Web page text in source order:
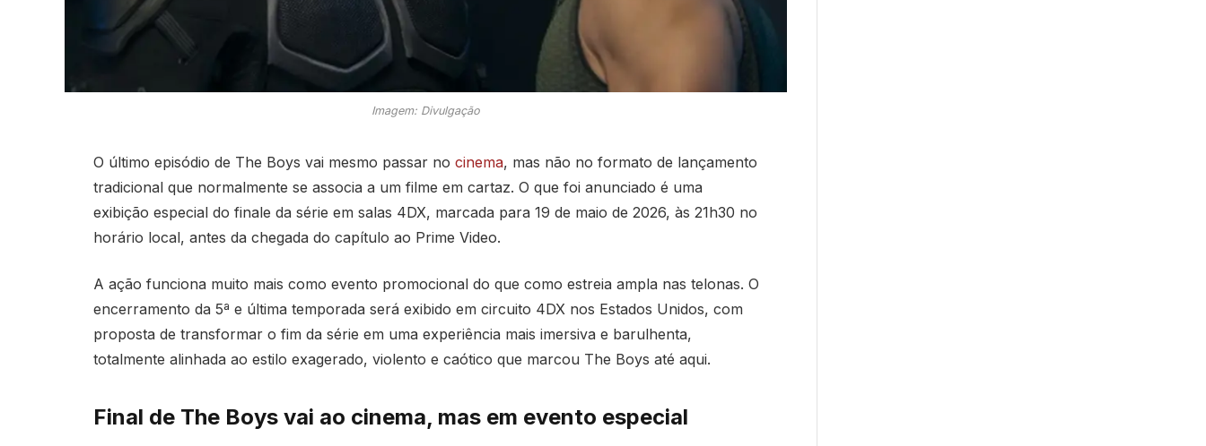
Imagem: Divulgação
O último episódio de The Boys vai mesmo passar no cinema, mas não no formato de lançamento
tradicional que normalmente se associa a um filme em cartaz. O que foi anunciado é uma
exibição especial do finale da série em salas 4DX, marcada para 19 de maio de 2026, às 21h30 no
horário local, antes da chegada do capítulo ao Prime Video.
A ação funciona muito mais como evento promocional do que como estreia ampla nas telonas. O
encerramento da 5ª e última temporada será exibido em circuito 4DX nos Estados Unidos, com
proposta de transformar o fim da série em uma experiência mais imersiva e barulhenta,
totalmente alinhada ao estilo exagerado, violento e caótico que marcou The Boys até aqui.
Final de The Boys vai ao cinema, mas em evento especial